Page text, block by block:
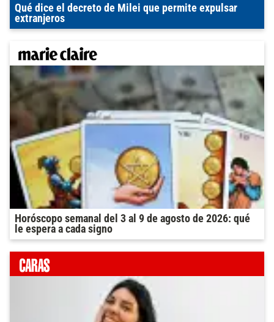
Qué dice el decreto de Milei que permite expulsar
extranjeros
Horóscopo semanal del 3 al 9 de agosto de 2026: qué
le espera a cada signo